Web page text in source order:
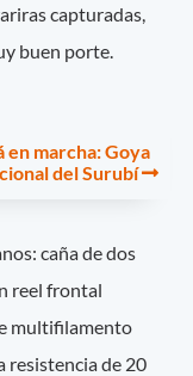
capturadas,
buen porte.
en marcha: Goya
del Surubí
caña de dos
reel frontal
multifilamento
resistencia de 20